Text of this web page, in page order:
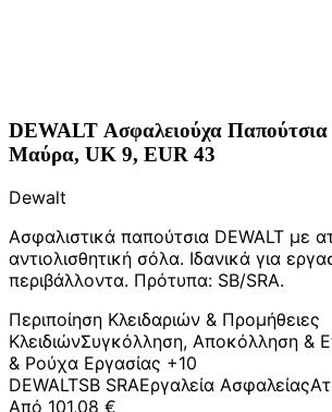
DEWALT Ασφαλειούχα Παπούτσια
Μαύρα, UK 9, EUR 43
Dewalt
Ασφαλιστικά παπούτσια DEWALT με
αντιολισθητική σόλα. Ιδανικά για
περιβάλλοντα. Πρότυπα: SB/SRA.
Περιποίηση Κλειδαριών & Προμήθειες
ΚλειδιώνΣυγκόλληση, Αποκόλληση &
& Ρούχα Εργασίας +10
DEWALTSB SRAΕργαλεία Ασφαλείας
Από 101,08 €